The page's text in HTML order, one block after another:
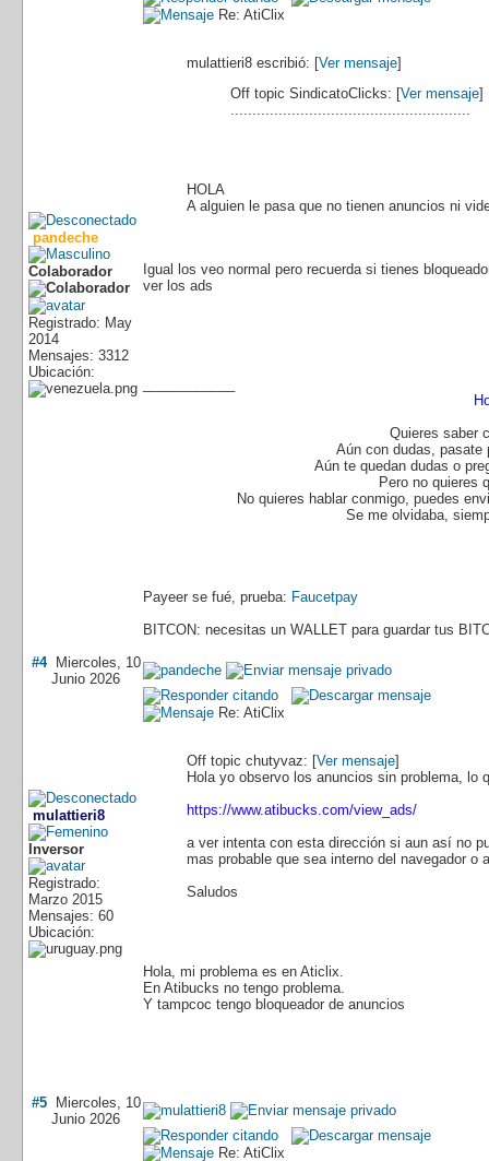
pandeche
Colaborador
Registrado: May
2014
Mensajes: 3312
Ubicación:
Re: AtiClix
mulattieri8 escribió: [Ver mensaje]
Off topic SindicatoClicks: [Ver mensaje]
.......................................................
HOLA
A alguien le pasa que no tienen anuncios ni
Igual los veo normal pero recuerda si tienes
ver los ads
Quieres saber
Aún con dudas, pasate
Aún te quedan dudas o
Pero no quieres
No quieres hablar conmigo, puedes
Se me olvidaba,
Payeer se fué, prueba: Faucetpay
BITCON: necesitas un WALLET para guardar tus
#4Miercoles, 10
Junio 2026
mulattieri8
Inversor
Registrado:
Marzo 2015
Mensajes: 60
Ubicación:
Re: AtiClix
Off topic chutyvaz: [Ver mensaje]
Hola yo observo los anuncios sin problema,
https://www.atibucks.com/view_ads/
a ver intenta con esta dirección si aun así no
mas probable que sea interno del navegador
Saludos
Hola, mi problema es en Aticlix.
En Atibucks no tengo problema.
Y tampcoc tengo bloqueador de anuncios
#5Miercoles, 10
Junio 2026
Re: AtiClix